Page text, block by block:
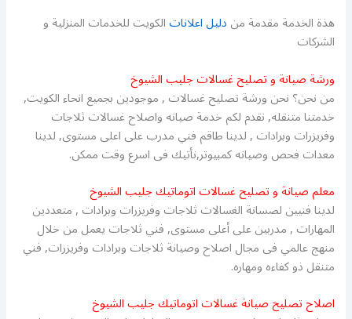
هذة الخدمة مقدمة مندليل اعلاناتالكويت للخدمات المنزلية و
الشركات
ورشة صيانة و تصليح غسالات جليب الشيوخ
من نحن؟ نحن ورشة تصليح غسالات , موجودين بجميع انحاء الكويت,
خدمتنا متنقله, نقدم لكم خدمة صيانه واصلاح غسالات ثلاجات
وفريزرات وبرادات , لدينا طاقم فني مدرب على اعلى مستوى, لدينا
معدات فحص وصيانه كمبيوتر,نأتيك فى اسرع وقت ممكن.
معلم صيانة و تصليح غسالات اتوماتيك جليب الشيوخ
لدينا فنيين لصسانة الغسالات ثلاجات وفريزرات وبرادات , متعددين
المهارات , مدربين على أعلى مستوى, فني ثلاجات يعمل من خلال
منهج عالمي فى مجال اصلاح وصيانة ثلاجات وبرادات وفريزرات, فني
متنقل ذو كفاءه ومهاره.
اصلاح تصليح صيانة غسالات اتوماتيك جليب الشيوخ